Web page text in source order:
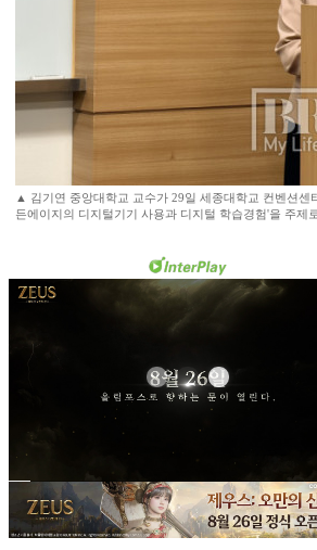
▲ 김기연 중앙대학교 교수가 29일 세종대학교 컨벤션
든에이지의 디지털기기 사용과 디지털 학습경험'을 주제